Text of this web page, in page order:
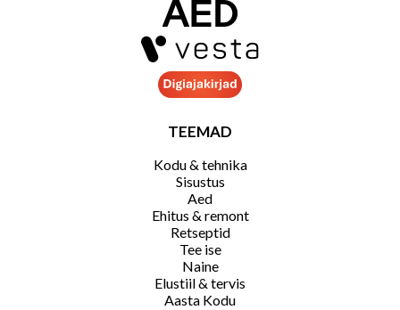
TEEMAD
Kodu & tehnika
Sisustus
Aed
Ehitus & remont
Retseptid
Tee ise
Naine
Elustiil & tervis
Aasta Kodu